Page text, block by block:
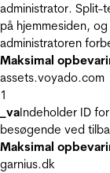
administrator. Split-
på hjemmesiden,
administratoren
Maksimal
assets.voyado.com
1
_vaIndeholder ID
besøgende ved
Maksimal
garnius.dk